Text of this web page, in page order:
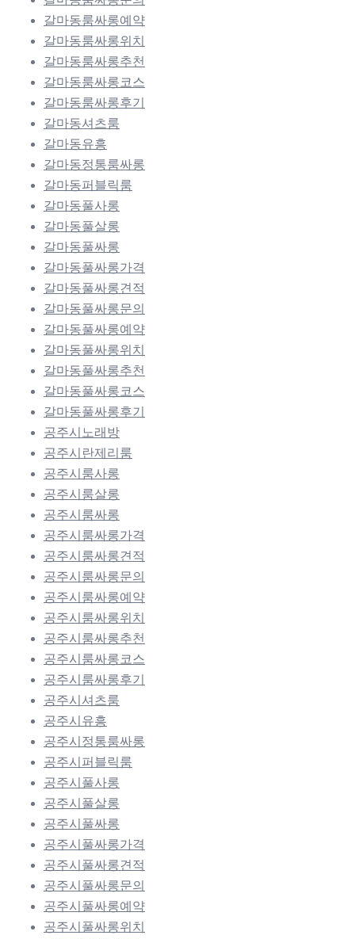
갈마동룸싸롱예약
갈마동룸싸롱위치
갈마동룸싸롱추천
갈마동룸싸롱코스
갈마동룸싸롱후기
갈마동셔츠룸
갈마동유흥
갈마동정통룸싸롱
갈마동퍼블릭룸
갈마동풀사롱
갈마동풀살롱
갈마동풀싸롱
갈마동풀싸롱가격
갈마동풀싸롱견적
갈마동풀싸롱문의
갈마동풀싸롱예약
갈마동풀싸롱위치
갈마동풀싸롱추천
갈마동풀싸롱코스
갈마동풀싸롱후기
공주시노래방
공주시란제리룸
공주시룸사롱
공주시룸살롱
공주시룸싸롱
공주시룸싸롱가격
공주시룸싸롱견적
공주시룸싸롱문의
공주시룸싸롱예약
공주시룸싸롱위치
공주시룸싸롱추천
공주시룸싸롱코스
공주시룸싸롱후기
공주시셔츠룸
공주시유흥
공주시정통룸싸롱
공주시퍼블릭룸
공주시풀사롱
공주시풀살롱
공주시풀싸롱
공주시풀싸롱가격
공주시풀싸롱견적
공주시풀싸롱문의
공주시풀싸롱예약
공주시풀싸롱위치